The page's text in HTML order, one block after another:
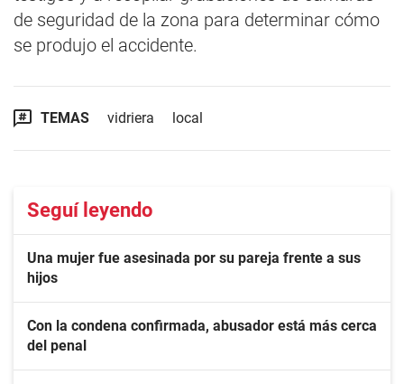
de seguridad de la zona para determinar cómo
se produjo el accidente.
TEMAS vidriera local
Seguí leyendo
Una mujer fue asesinada por su pareja frente a sus
hijos
Con la condena confirmada, abusador está más cerca
del penal